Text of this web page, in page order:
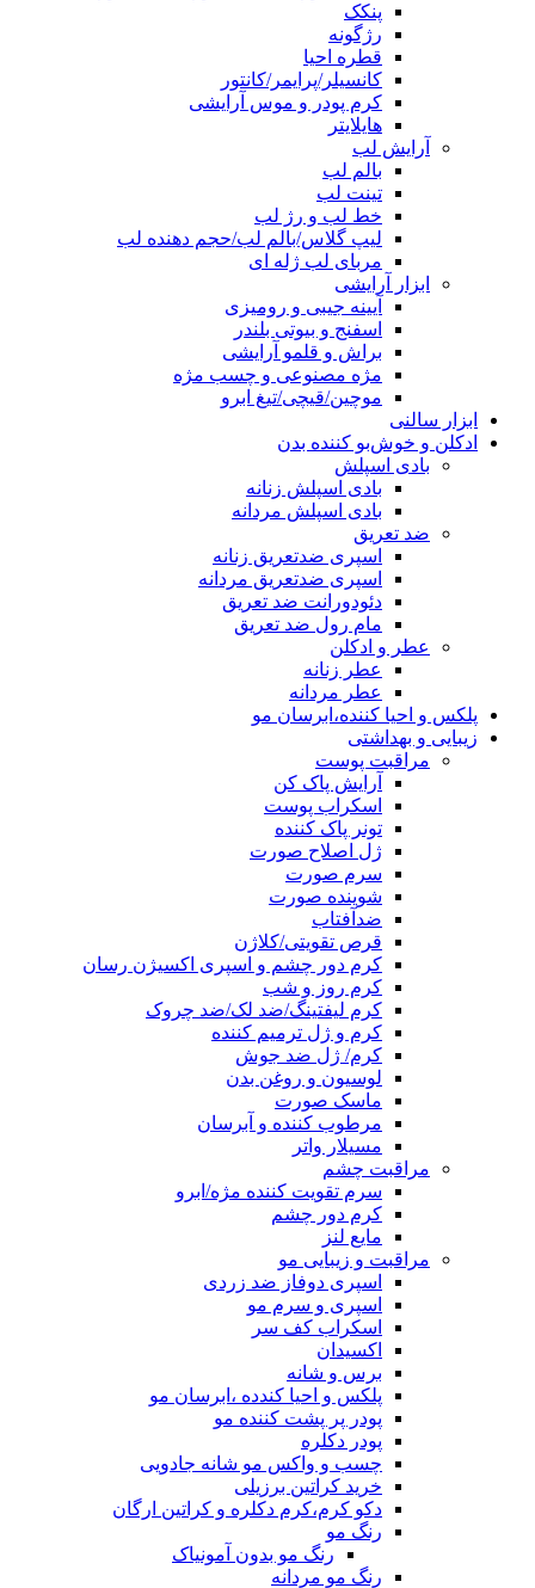
پنکک
رژگونه
قطره احیا
کانسیلر/پرایمر/کانتور
کرم پودر و موس آرایشی
هایلایتر
آرایش لب
بالم لب
تینت لب
خط لب و رژ لب
لیپ گلاس/بالم لب/حجم دهنده لب
مربای لب ژله ای
ابزار آرایشی
آیینه جیبی و رومیزی
اسفنج و بیوتی بلندر
براش و قلمو آرایشی
مژه مصنوعی و چسب مژه
موچین/قیچی/تیغ ابرو
ابزار سالنی
ادکلن و خوش‌بو کننده بدن
بادی اسپلش
بادی اسپلش زنانه
بادی اسپلش مردانه
ضد تعریق
اسپری ضدتعریق زنانه
اسپری ضدتعریق مردانه
دئودورانت ضد تعریق
مام رول ضد تعریق
عطر و ادکلن
عطر زنانه
عطر مردانه
پلکس و احیا کننده،ابرسان مو
زیبایی و بهداشتی
مراقبت پوست
آرایش پاک کن
اسکراب پوست
تونر پاک کننده
ژل اصلاح صورت
سرم صورت
شوینده صورت
ضدآفتاب
قرص تقویتی/کلاژن
کرم دور چشم و اسپری اکسیژن رسان
کرم روز و شب
کرم لیفتینگ/ضد لک/ضد چروک
کرم و ژل ترمیم کننده
کرم/ ژل ضد جوش
لوسیون و روغن بدن
ماسک صورت
مرطوب کننده و آبرسان
مسیلار واتر
مراقبت چشم
سرم تقویت کننده مژه/ابرو
کرم دور چشم
مایع لنز
مراقبت و زیبایی مو
اسپری دوفاز ضد زردی
اسپری و سرم مو
اسکراب کف سر
اکسیدان
برس و شانه
پلکس و احیا کندده ،ابرسان مو
پودر پر پشت کننده مو
پودر دکلره
چسب و واکس مو شانه جادویی
خرید کراتین برزیلی
دکو کرم،کرم دکلره و کراتین ارگان
رنگ مو
رنگ مو بدون آمونیاک
رنگ مو مردانه